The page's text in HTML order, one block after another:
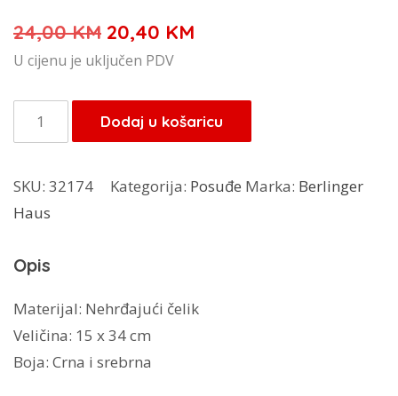
24,00KM Izvorna
cijena
je:
24,00 KM.
20,40 KM
20,40 KM.
U cijenu je uključen PDV
Berlinger
Haus
Silver
stalak
ubrus
BH-
6295
količina
Dodaj u košaricu
SKU: 32174 Kategorija: Posuđe Marka: Berlinger
Haus
Opis
Materijal: Nehrđajući čelik
Veličina: 15 x 34 cm
Boja: Crna i srebrna